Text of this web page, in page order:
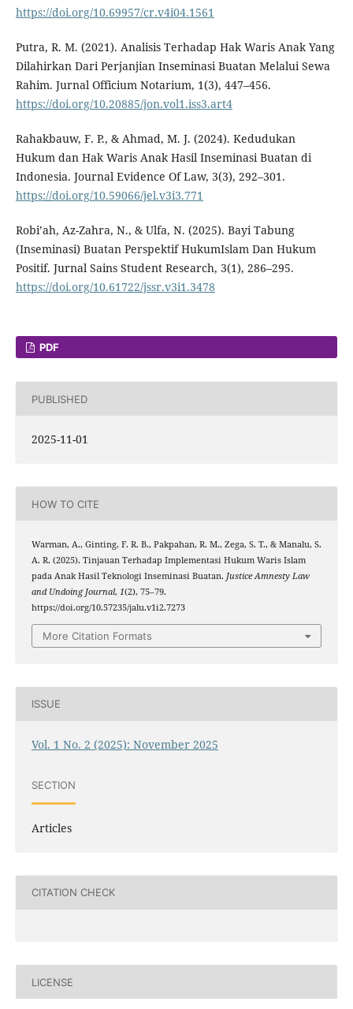
https://doi.org/10.69957/cr.v4i04.1561
Putra, R. M. (2021). Analisis Terhadap Hak Waris Anak Yang
Dilahirkan Dari Perjanjian Inseminasi Buatan Melalui Sewa
Rahim. Jurnal Officium Notarium, 1(3), 447–456.
https://doi.org/10.20885/jon.vol1.iss3.art4
Rahakbauw, F. P., & Ahmad, M. J. (2024). Kedudukan
Hukum dan Hak Waris Anak Hasil Inseminasi Buatan di
Indonesia. Journal Evidence Of Law, 3(3), 292–301.
https://doi.org/10.59066/jel.v3i3.771
Robi’ah, Az-Zahra, N., & Ulfa, N. (2025). Bayi Tabung
(Inseminasi) Buatan Perspektif HukumIslam Dan Hukum
Positif. Jurnal Sains Student Research, 3(1), 286–295.
https://doi.org/10.61722/jssr.v3i1.3478
PDF
PUBLISHED
2025-11-01
HOW TO CITE
Warman, A., Ginting, F. R. B., Pakpahan, R. M., Zega, S. T., & Manalu, S.
A. R. (2025). Tinjauan Terhadap Implementasi Hukum Waris Islam
pada Anak Hasil Teknologi Inseminasi Buatan. Justice Amnesty Law
and Undoing Journal, 1(2), 75–79.
https://doi.org/10.57235/jalu.v1i2.7273
More Citation Formats
ISSUE
Vol. 1 No. 2 (2025): November 2025
SECTION
Articles
CITATION CHECK
LICENSE